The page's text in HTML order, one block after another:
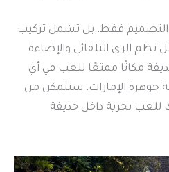
التصميم فقط، بل تشمل تركيب
نظم الري التلقائي والإضاءة
مكانًا ممتعًا للعب في أي
الإمارات، ستتمكن من
للعب بحرية داخل حديقة